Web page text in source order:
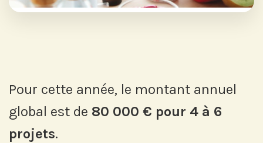
Pour cette année, le montant annuel
global est de 80 000 € pour 4 à 6
projets.